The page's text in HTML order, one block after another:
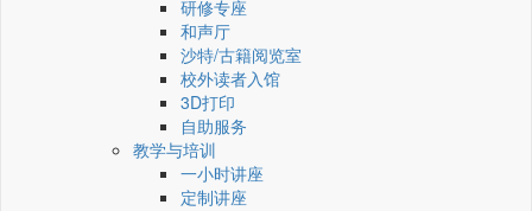
研修专座
和声厅
沙特/古籍阅览室
校外读者入馆
3D打印
自助服务
教学与培训
一小时讲座
定制讲座